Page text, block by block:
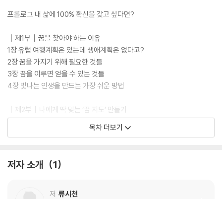
프롤로그 내 삶에 100% 확신을 갖고 싶다면?
┃제1부┃꿈을 찾아야 하는 이유
1장 유럽 여행계획은 있는데 생애계획은 없다고?
2장 꿈을 가지기 위해 필요한 것들
3장 꿈을 이루면 얻을 수 있는 것들
4장 빛나는 인생을 만드는 가장 쉬운 방법
┃제2부┃나에게 딱 맞는 ‘꿈 지도’ 만들기
5장 ‘꿈 지도’란 무엇인가
6장 ‘꿈 지도’, 어떻게 만들어야 할까
9장 가장 소중한 것을 찾으려면
목차 더보기
저자 소개 1
저 류시천